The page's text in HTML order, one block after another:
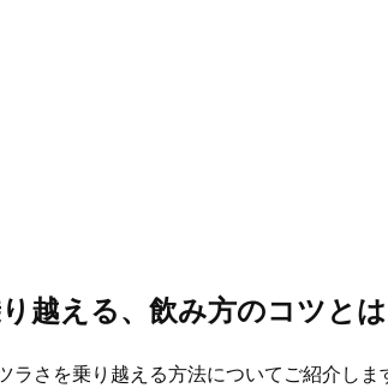
越える、飲み方のコツとは
ラさを乗り越える方法についてご紹介しま